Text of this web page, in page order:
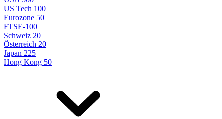
US Tech 100
Eurozone 50
FTSE-100
Schweiz 20
Österreich 20
Japan 225
Hong Kong 50